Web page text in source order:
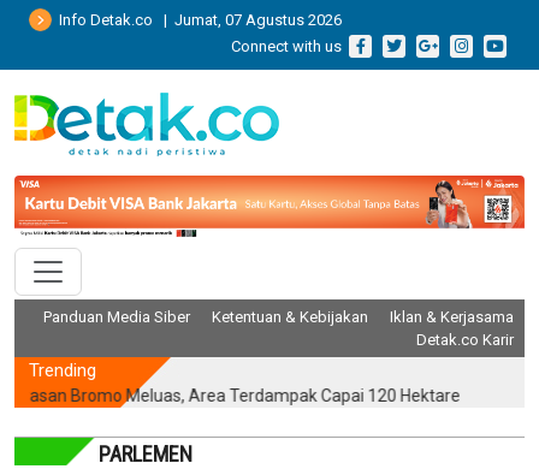
Info Detak.co | Jumat, 07 Agustus 2026
Connect with us
Panduan Media Siber Ketentuan & Kebijakan
Iklan & Kerjasama
Detak.co Karir
Trending
Bromo Meluas, Area Terdampak Capai 120 Hektare
PARLEMEN